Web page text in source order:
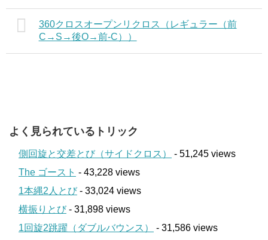
360クロスオープンリクロス（レギュラー（前
C→S→後O→前-C））
よく見られているトリック
側回旋と交差とび（サイドクロス）
- 51,245 views
The ゴースト - 43,228 views
1本縄2人とび- 33,024 views
横振りとび- 31,898 views
1回旋2跳躍（ダブルバウンス）
- 31,586 views